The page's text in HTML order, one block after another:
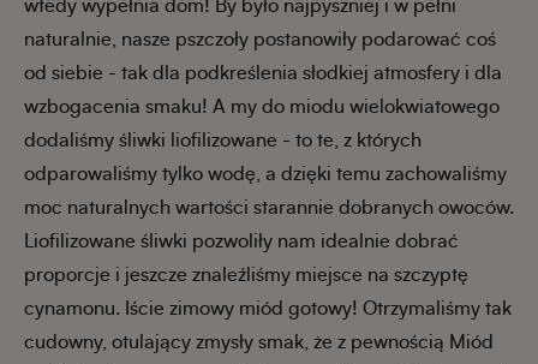
wtedy wypełnia dom! By było najpyszniej i w pełni
naturalnie, nasze pszczoły postanowiły podarować coś
od siebie - tak dla podkreślenia słodkiej atmosfery i dla
wzbogacenia smaku! A my do miodu wielokwiatowego
dodaliśmy śliwki liofilizowane - to te, z których
odparowaliśmy tylko wodę, a dzięki temu zachowaliśmy
moc naturalnych wartości starannie dobranych owoców.
Liofilizowane śliwki pozwoliły nam idealnie dobrać
proporcje i jeszcze znaleźliśmy miejsce na szczyptę
cynamonu. Iście zimowy miód gotowy! Otrzymaliśmy tak
cudowny, otulający zmysły smak, że z pewnością Miód